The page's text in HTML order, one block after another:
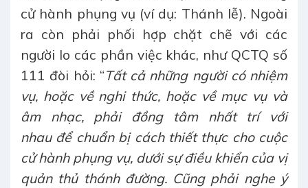
cử hành phụng vụ (ví dụ: Thánh lễ). Ngoài
ra còn phải phối hợp chặt chẽ với các
người lo các phần việc khác, như QCTQ số
111 đòi hỏi: “Tất cả những người có nhiệm
vụ, hoặc về nghi thức, hoặc về mục vụ và
âm nhạc, phải đồng tâm nhất trí với
nhau để chuẩn bị cách thiết thực cho cuộc
cử hành phụng vụ, dưới sự điều khiển của vị
quản thủ thánh đường. Cũng phải nghe ý